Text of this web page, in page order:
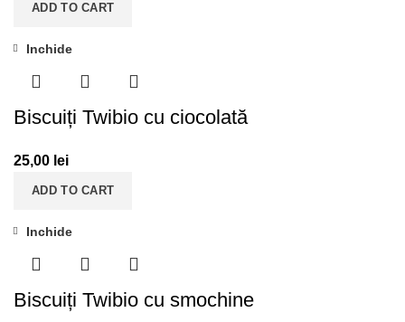
ADD TO CART
Inchide
Biscuiți Twibio cu ciocolată
25,00 lei
ADD TO CART
Inchide
Biscuiți Twibio cu smochine